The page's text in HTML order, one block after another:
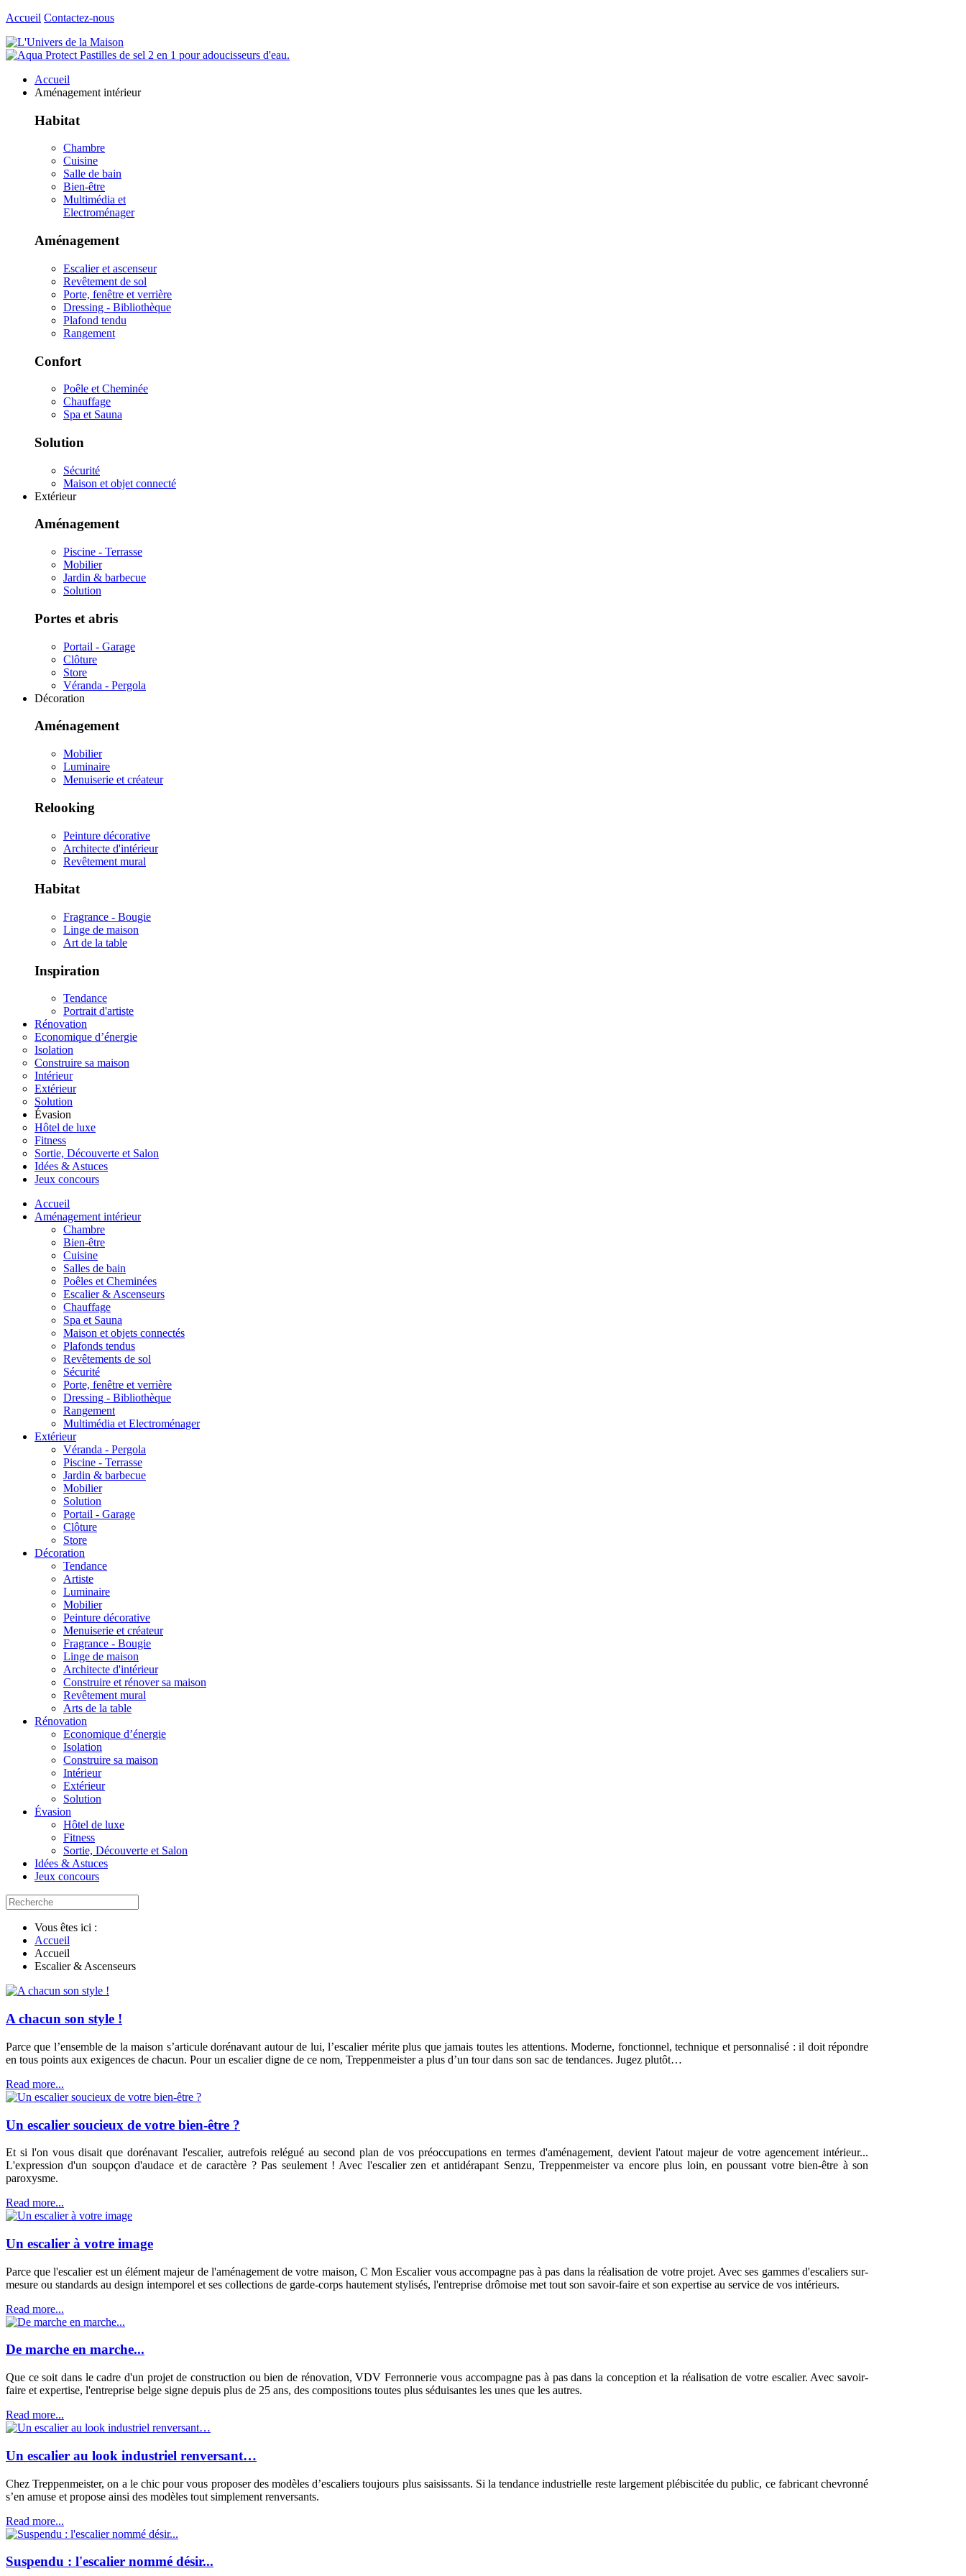
Accueil Contactez-nous
Accueil
Aménagement intérieur
Habitat
Chambre
Cuisine
Salle de bain
Bien-être
Multimédia et
Electroménager
Aménagement
Escalier et ascenseur
Revêtement de sol
Porte, fenêtre et verrière
Dressing - Bibliothèque
Plafond tendu
Rangement
Confort
Poêle et Cheminée
Chauffage
Spa et Sauna
Solution
Sécurité
Maison et objet connecté
Extérieur
Aménagement
Piscine - Terrasse
Mobilier
Jardin & barbecue
Solution
Portes et abris
Portail - Garage
Clôture
Store
Véranda - Pergola
Décoration
Aménagement
Mobilier
Luminaire
Menuiserie et créateur
Relooking
Peinture décorative
Architecte d'intérieur
Revêtement mural
Habitat
Fragrance - Bougie
Linge de maison
Art de la table
Inspiration
Tendance
Portrait d'artiste
Rénovation
Economique d’énergie
Isolation
Construire sa maison
Intérieur
Extérieur
Solution
Évasion
Hôtel de luxe
Fitness
Sortie, Découverte et Salon
Idées & Astuces
Jeux concours
Accueil
Aménagement intérieur
Chambre
Bien-être
Cuisine
Salles de bain
Poêles et Cheminées
Escalier & Ascenseurs
Chauffage
Spa et Sauna
Maison et objets connectés
Plafonds tendus
Revêtements de sol
Sécurité
Porte, fenêtre et verrière
Dressing - Bibliothèque
Rangement
Multimédia et Electroménager
Extérieur
Véranda - Pergola
Piscine - Terrasse
Jardin & barbecue
Mobilier
Solution
Portail - Garage
Clôture
Store
Décoration
Tendance
Artiste
Luminaire
Mobilier
Peinture décorative
Menuiserie et créateur
Fragrance - Bougie
Linge de maison
Architecte d'intérieur
Construire et rénover sa maison
Revêtement mural
Arts de la table
Rénovation
Economique d’énergie
Isolation
Construire sa maison
Intérieur
Extérieur
Solution
Évasion
Hôtel de luxe
Fitness
Sortie, Découverte et Salon
Idées & Astuces
Jeux concours
Vous êtes ici :
Accueil
Accueil
Escalier & Ascenseurs
A chacun son style !
Parce que l’ensemble de la maison s’articule dorénavant autour de lui, l’escalier mérite plus que jamais toutes les attentions. Moderne, fonctionnel, technique et personnalisé : il doit répondre
en tous points aux exigences de chacun. Pour un escalier digne de ce nom, Treppenmeister a plus d’un tour dans son sac de tendances. Jugez plutôt…
Read more...
Un escalier soucieux de votre bien-être ?
Et si l'on vous disait que dorénavant l'escalier, autrefois relégué au second plan de vos préoccupations en termes d'aménagement, devient l'atout majeur de votre agencement intérieur...
L'expression d'un soupçon d'audace et de caractère ? Pas seulement ! Avec l'escalier zen et antidérapant Senzu, Treppenmeister va encore plus loin, en poussant votre bien-être à son
paroxysme.
Read more...
Un escalier à votre image
Parce que l'escalier est un élément majeur de l'aménagement de votre maison, C Mon Escalier vous accompagne pas à pas dans la réalisation de votre projet. Avec ses gammes d'escaliers sur-
mesure ou standards au design intemporel et ses collections de garde-corps hautement stylisés, l'entreprise drômoise met tout son savoir-faire et son expertise au service de vos intérieurs.
Read more...
De marche en marche...
Que ce soit dans le cadre d'un projet de construction ou bien de rénovation, VDV Ferronnerie vous accompagne pas à pas dans la conception et la réalisation de votre escalier. Avec savoir-
faire et expertise, l'entreprise belge signe depuis plus de 25 ans, des compositions toutes plus séduisantes les unes que les autres.
Read more...
Un escalier au look industriel renversant…
Chez Treppenmeister, on a le chic pour vous proposer des modèles d’escaliers toujours plus saisissants. Si la tendance industrielle reste largement plébiscitée du public, ce fabricant chevronné
s’en amuse et propose ainsi des modèles tout simplement renversants.
Read more...
Suspendu : l'escalier nommé désir...